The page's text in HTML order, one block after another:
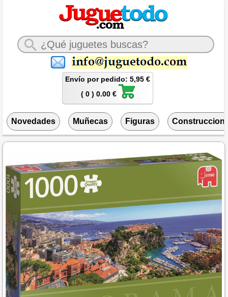
Envío por pedido: 5,95 €
( 0 ) 0.00 €
Novedades Muñecas Figuras